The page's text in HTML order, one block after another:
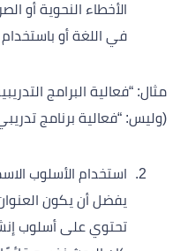
الأخطاء النحوية أو
في اللغة أو
مثال: “فعالية البرامج
(وليس: “فعالية برنامج
استخدام الأسلوب
يفضل أن يكون
تحتوي على أسلوب